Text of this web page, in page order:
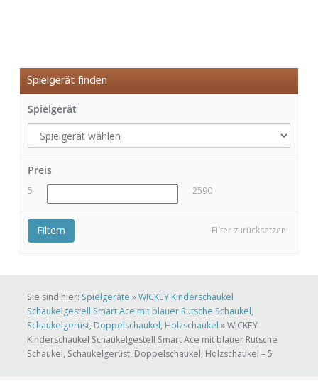
Spielgerät finden
Spielgerät
Preis
5 2590
Filter zurücksetzen
Filtern
Sie sind hier: Spielgeräte »WICKEY Kinderschaukel
Schaukelgestell Smart Ace mit blauer Rutsche Schaukel,
Schaukelgerüst, Doppelschaukel, Holzschaukel »WICKEY
Kinderschaukel Schaukelgestell Smart Ace mit blauer Rutsche
Schaukel, Schaukelgerüst, Doppelschaukel, Holzschaukel – 5